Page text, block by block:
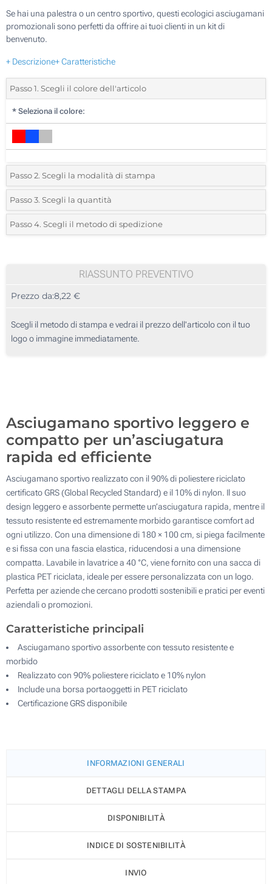
Se hai una palestra o un centro sportivo, questi ecologici asciugamani
promozionali sono perfetti da offrire ai tuoi clienti in un kit di
benvenuto.
+ Descrizione+ Caratteristiche
Passo 1. Scegli il colore dell'articolo
* Seleziona il colore:
Passo 2. Scegli la modalità di stampa
*Seleziona la posizione di stampa e il colore del vostro logo:
1 Colore (Sulla custodia)
Transfer digitale full color (Sulla custodia)
Passo 3. Scegli la quantità
*Quantità desiderata:
10
25
50
Passo 4. Scegli il metodo di spedizione
RIASSUNTO PREVENTIVO
Prezzo da:8,22 €
Scegli il metodo di stampa e vedrai il prezzo dell'articolo con il tuo
logo o immagine immediatamente.
Asciugamano sportivo leggero e
compatto per un’asciugatura
rapida ed efficiente
Asciugamano sportivo realizzato con il 90% di poliestere riciclato
certificato GRS (Global Recycled Standard) e il 10% di nylon. Il suo
design leggero e assorbente permette un’asciugatura rapida, mentre il
tessuto resistente ed estremamente morbido garantisce comfort ad
ogni utilizzo. Con una dimensione di 180 × 100 cm, si piega facilmente
e si fissa con una fascia elastica, riducendosi a una dimensione
compatta. Lavabile in lavatrice a 40 °C, viene fornito con una sacca di
plastica PET riciclata, ideale per essere personalizzata con un logo.
Perfetta per aziende che cercano prodotti sostenibili e pratici per eventi
aziendali o promozioni.
Caratteristiche principali
Asciugamano sportivo assorbente con tessuto resistente e
morbido
Realizzato con 90% poliestere riciclato e 10% nylon
Include una borsa portaoggetti in PET riciclato
Certificazione GRS disponibile
INFORMAZIONI GENERALI
DETTAGLI DELLA STAMPA
DISPONIBILITÀ
INDICE DI SOSTENIBILITÀ
INVIO